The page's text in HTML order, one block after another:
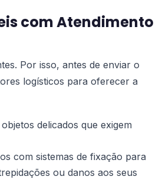
com Atendimento
Por isso, antes de enviar o
logísticos para oferecer a
delicados que exigem
com sistemas de fixação para
ou danos aos seus